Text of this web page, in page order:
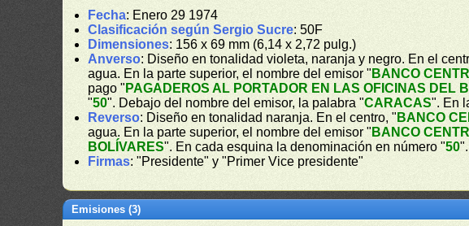
Fecha: Enero 29 1974
Clasificación según Sergio Sucre: 50F
Dimensiones: 156 x 69 mm (6,14 x 2,72 pulg.)
Anverso: Diseño en tonalidad violeta, naranja y negro. En el
agua. En la parte superior, el nombre del emisor " BANCO
pago " PAGADEROS AL PORTADOR EN LAS OFICINAS DEL
"50". Debajo del nombre del emisor, la palabra "CARACAS". En
Reverso: Diseño en tonalidad naranja. En el centro, " BANCO
agua. En la parte superior, el nombre del emisor " BANCO
BOLÍVARES". En cada esquina la denominación en número "50".
Firmas: "Presidente" y "Primer Vice presidente"
Emisiones (3)